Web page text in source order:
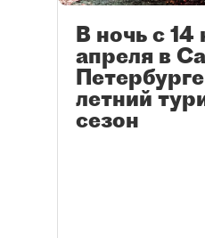
В ночь с 14
апреля в
летний
сезон